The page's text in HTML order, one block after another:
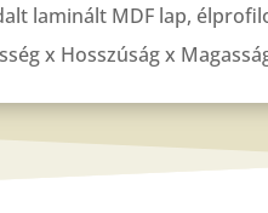
laminált MDF lap,
x Hosszúság x